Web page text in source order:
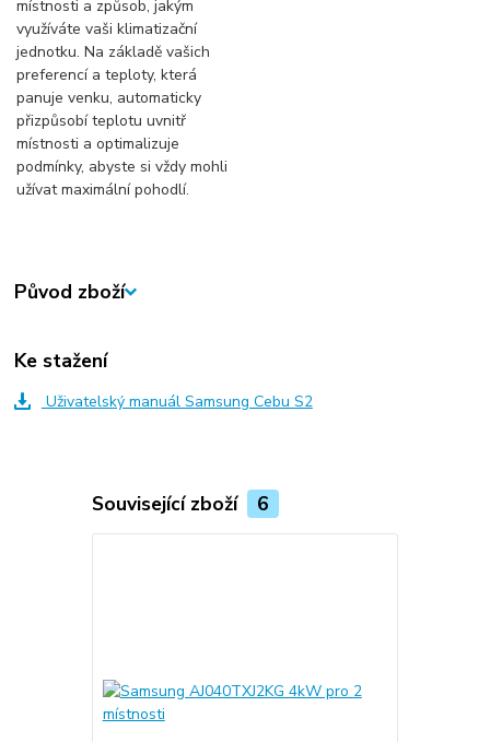
místnosti a způsob, jakým
využíváte vaši klimatizační
jednotku. Na základě vašich
preferencí a teploty, která
panuje venku, automaticky
přizpůsobí teplotu uvnitř
místnosti a optimalizuje
podmínky, abyste si vždy mohli
užívat maximální pohodlí.
Původ zboží
Ke stažení
Uživatelský manuál Samsung Cebu S2
Související zboží 6